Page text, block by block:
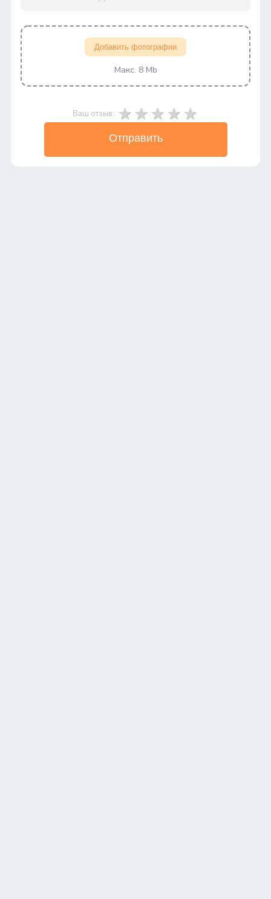
Добавить фотографии
Макс. 8 Mb
Ваш отзыв:
Отправить